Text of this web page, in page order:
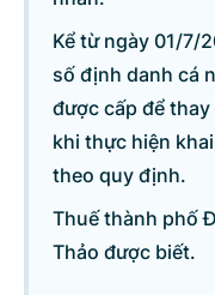
Kể từ ngày 01/7/
số định danh cá
được cấp để
khi thực hiện
theo quy định.
Thuế thành phố
Thảo được biết.